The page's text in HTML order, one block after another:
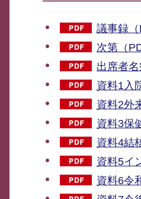
議事録（
次第（
出席者名
資料1入
資料2外
資料3保
資料4結
資料5イ
資料6令